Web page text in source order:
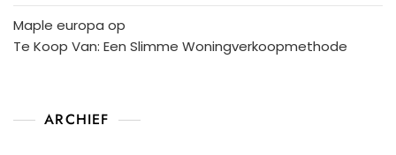
Maple europa op
Te Koop Van: Een Slimme Woningverkoopmethode
ARCHIEF